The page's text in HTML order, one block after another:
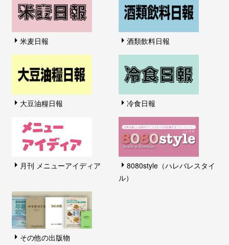
米麦日報 酒類飲料日報
大豆油糧日報 冷食日報
月刊 メニューアイディア
8080style（ハレバレスタイ
ル）
その他の出版物